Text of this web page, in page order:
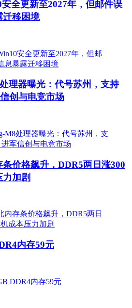
全更新至2027年，但邮件误
迁移困境
理器曝光：代号苏州，支持
创与电竞市场
价格飙升，DDR5两日涨300
加剧
内存59元